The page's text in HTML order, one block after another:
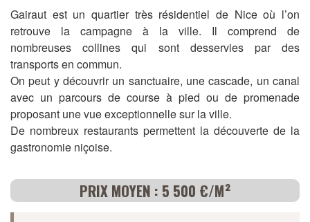
Gairaut est un quartier très résidentiel de Nice où l’on
retrouve la campagne à la ville. Il comprend de
nombreuses collines qui sont desservies par des
transports en commun.
On peut y découvrir un sanctuaire, une cascade, un canal
avec un parcours de course à pied ou de promenade
proposant une vue exceptionnelle sur la ville.
De nombreux restaurants permettent la découverte de la
gastronomie niçoise.
PRIX MOYEN : 5 500 €/M²